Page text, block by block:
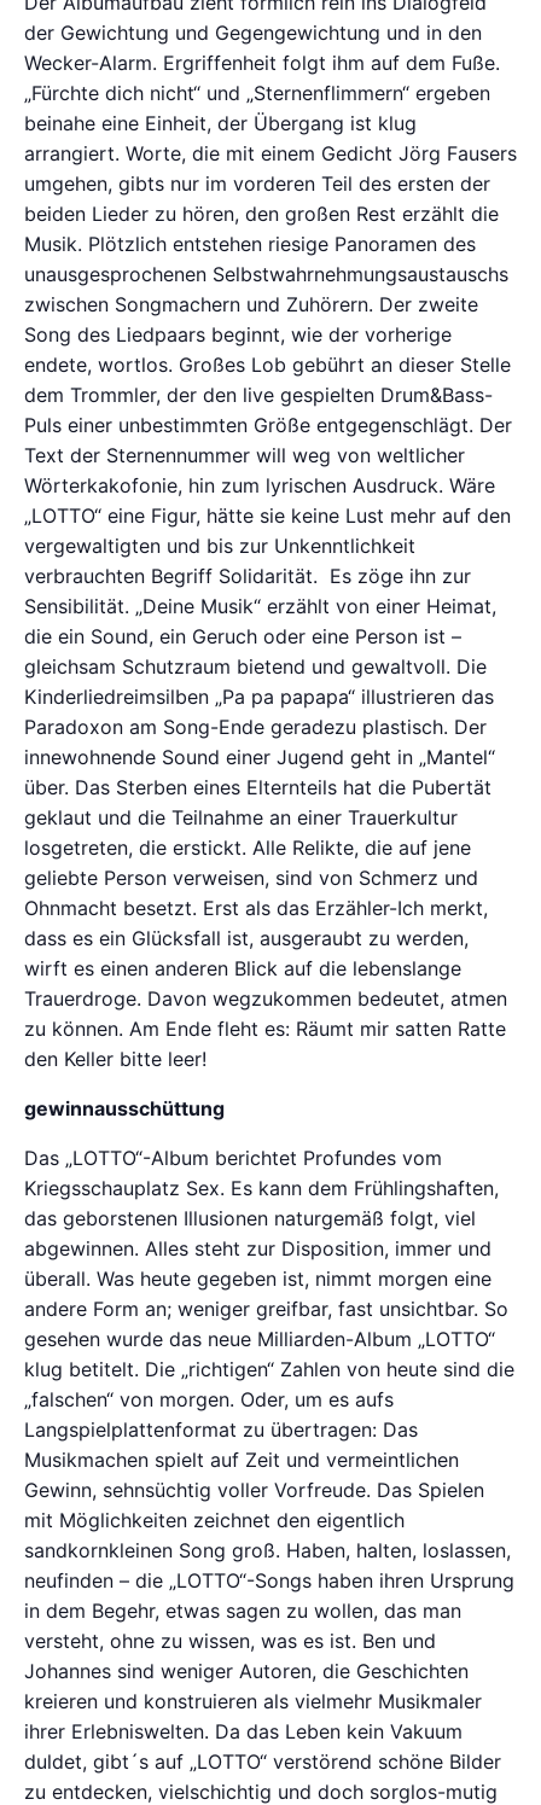
der Gewichtung und Gegengewichtung und in den
Wecker-Alarm. Ergriffenheit folgt ihm auf dem Fuße.
„Fürchte dich nicht“ und „Sternenflimmern“ ergeben
beinahe eine Einheit, der Übergang ist klug
arrangiert. Worte, die mit einem Gedicht Jörg Fausers
umgehen, gibts nur im vorderen Teil des ersten der
beiden Lieder zu hören, den großen Rest erzählt die
Musik. Plötzlich entstehen riesige Panoramen des
unausgesprochenen Selbstwahrnehmungsaustauschs
zwischen Songmachern und Zuhörern. Der zweite
Song des Liedpaars beginnt, wie der vorherige
endete, wortlos. Großes Lob gebührt an dieser Stelle
dem Trommler, der den live gespielten Drum&Bass-
Puls einer unbestimmten Größe entgegenschlägt. Der
Text der Sternennummer will weg von weltlicher
Wörterkakofonie, hin zum lyrischen Ausdruck. Wäre
„LOTTO“ eine Figur, hätte sie keine Lust mehr auf den
vergewaltigten und bis zur Unkenntlichkeit
verbrauchten Begriff Solidarität. Es zöge ihn zur
Sensibilität. „Deine Musik“ erzählt von einer Heimat,
die ein Sound, ein Geruch oder eine Person ist –
gleichsam Schutzraum bietend und gewaltvoll. Die
Kinderliedreimsilben „Pa pa papapa“ illustrieren das
Paradoxon am Song-Ende geradezu plastisch. Der
innewohnende Sound einer Jugend geht in „Mantel“
über. Das Sterben eines Elternteils hat die Pubertät
geklaut und die Teilnahme an einer Trauerkultur
losgetreten, die erstickt. Alle Relikte, die auf jene
geliebte Person verweisen, sind von Schmerz und
Ohnmacht besetzt. Erst als das Erzähler-Ich merkt,
dass es ein Glücksfall ist, ausgeraubt zu werden,
wirft es einen anderen Blick auf die lebenslange
Trauerdroge. Davon wegzukommen bedeutet, atmen
zu können. Am Ende fleht es: Räumt mir satten Ratte
den Keller bitte leer!
gewinnausschüttung
Das „LOTTO“-Album berichtet Profundes vom
Kriegsschauplatz Sex. Es kann dem Frühlingshaften,
das geborstenen Illusionen naturgemäß folgt, viel
abgewinnen. Alles steht zur Disposition, immer und
überall. Was heute gegeben ist, nimmt morgen eine
andere Form an; weniger greifbar, fast unsichtbar. So
gesehen wurde das neue Milliarden-Album „LOTTO“
klug betitelt. Die „richtigen“ Zahlen von heute sind die
„falschen“ von morgen. Oder, um es aufs
Langspielplattenformat zu übertragen: Das
Musikmachen spielt auf Zeit und vermeintlichen
Gewinn, sehnsüchtig voller Vorfreude. Das Spielen
mit Möglichkeiten zeichnet den eigentlich
sandkornkleinen Song groß. Haben, halten, loslassen,
neufinden – die „LOTTO“-Songs haben ihren Ursprung
in dem Begehr, etwas sagen zu wollen, das man
versteht, ohne zu wissen, was es ist. Ben und
Johannes sind weniger Autoren, die Geschichten
kreieren und konstruieren als vielmehr Musikmaler
ihrer Erlebniswelten. Da das Leben kein Vakuum
duldet, gibt´s auf „LOTTO“ verstörend schöne Bilder
zu entdecken, vielschichtig und doch sorglos-mutig